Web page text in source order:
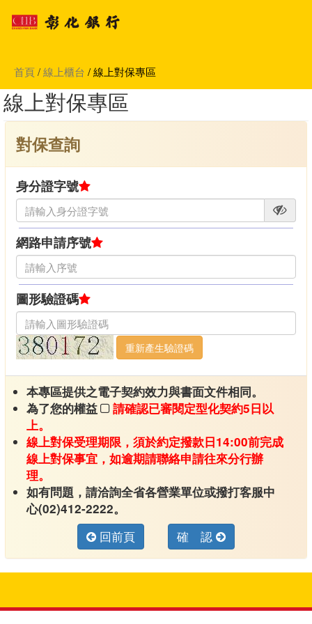
首頁/線上櫃台 / 線上對保專區
線上對保專區
對保查詢
身分證字號
網路申請序號
圖形驗證碼
重新產生驗證碼
本專區提供之電子契約效力與書面文件相同。
為了您的權益
請確認已審閱定型化契約5日以
上。
線上對保受理期限，須於約定撥款日14:00前完成
線上對保事宜，如逾期請聯絡申請往來分行辦
理。
如有問題，請洽詢全省各營業單位或撥打客服中
心(02)412-2222。
回前頁
確 認